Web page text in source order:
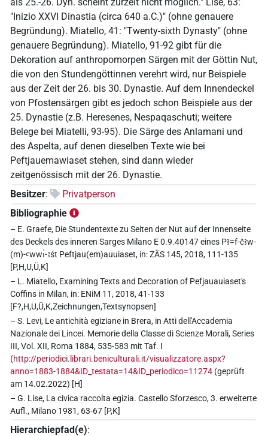
"Inizio XXVI Dinastia (circa 640 a.C.)" (ohne genauere
Begründung). Miatello, 41: "Twenty-sixth Dynasty" (ohne
genauere Begründung). Miatello, 91-92 gibt für die
Dekoration auf anthropomorpen Särgen mit der Göttin Nut,
die von den Stundengöttinnen verehrt wird, nur Beispiele
aus der Zeit der 26. bis 30. Dynastie. Auf dem Innendeckel
von Pfostensärgen gibt es jedoch schon Beispiele aus der
25. Dynastie (z.B. Heresenes, Nespaqaschuti; weitere
Belege bei Miatelli, 93-95). Die Särge des Anlamani und
des Aspelta, auf denen dieselben Texte wie bei
Peftjauemawiaset stehen, sind dann wieder
zeitgenössisch mit der 26. Dynastie.
Besitzer:
Privatperson
Bibliographie
– E. Graefe, Die Stundentexte zu Seiten der Nut auf der Innenseite
des Deckels des inneren Sarges Milano E 0.9.40147 eines Pꜣ=f-čꜣw-
(m)-ꜥwwı͗-ꜣśt Peftjau(em)auuiaset, in: ZÄS 145, 2018, 111-135
[P,H,U,Ü,K]
– L. Miatello, Examining Texts and Decoration of Pefjauauiaset's
Coffins in Milan, in: ENiM 11, 2018, 41-133
[F?,H,U,Ü,K,Zeichnungen,Textsynopsen]
– S. Levi, Le antichità egiziane in Brera, in Atti dell'Accademia
Nazionale dei Lincei. Memorie della Classe di Scienze Morali, Series
III, Vol. XII, Roma 1884, 535-583 mit Taf. I
(http://periodici.librari.beniculturali.it/visualizzatore.aspx?
anno=1883-1884&ID_testata=14&ID_periodico=11274 (geprüft
am 14.02.2022) [H]
– G. Lise, La civica raccolta egizia. Castello Sforzesco, 3. erweiterte
Aufl., Milano 1981, 63-67 [P,K]
Hierarchiepfad(e):